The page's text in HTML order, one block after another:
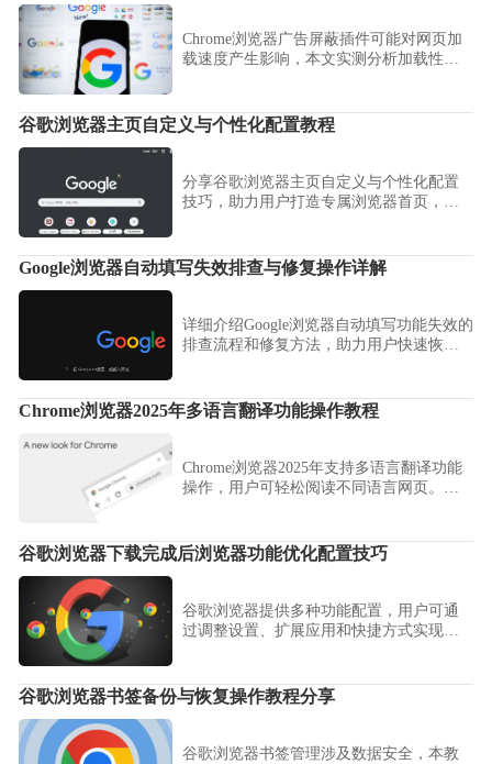
Chrome浏览器广告屏蔽插件可能对网页加
载速度产生影响，本文实测分析加载性
谷歌浏览器主页自定义与个性化配置教程
分享谷歌浏览器主页自定义与个性化配置
技巧，助力用户打造专属浏览器首页，提
Google浏览器自动填写失效排查与修复操作详解
详细介绍Google浏览器自动填写功能失效的
排查流程和修复方法，助力用户快速恢复
Chrome浏览器2025年多语言翻译功能操作教程
Chrome浏览器2025年支持多语言翻译功能
操作，用户可轻松阅读不同语言网页。操
谷歌浏览器下载完成后浏览器功能优化配置技巧
谷歌浏览器提供多种功能配置，用户可通
过调整设置、扩展应用和快捷方式实现优
谷歌浏览器书签备份与恢复操作教程分享
谷歌浏览器书签管理涉及数据安全，本教